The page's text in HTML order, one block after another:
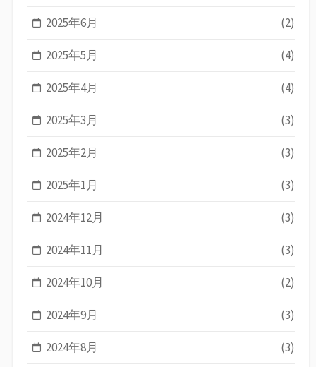
2025年6月 (2)
2025年5月 (4)
2025年4月 (4)
2025年3月 (3)
2025年2月 (3)
2025年1月 (3)
2024年12月 (3)
2024年11月 (3)
2024年10月 (2)
2024年9月 (3)
2024年8月 (3)